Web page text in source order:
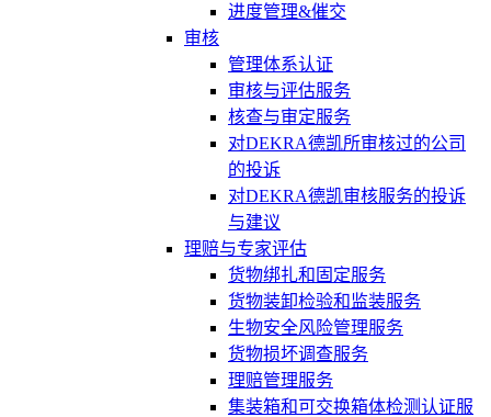
进度管理&催交
审核
管理体系认证
审核与评估服务
核查与审定服务
对DEKRA德凯所审核过的公司
的投诉
对DEKRA德凯审核服务的投诉
与建议
理赔与专家评估
货物绑扎和固定服务
货物装卸检验和监装服务
生物安全风险管理服务
货物损坏调查服务
理赔管理服务
集装箱和可交换箱体检测认证服